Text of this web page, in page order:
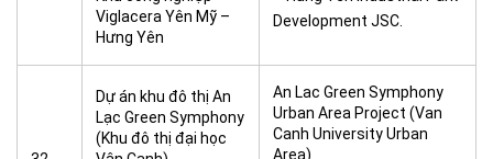
Viglacera Yên Mỹ –
Hưng Yên
Development JSC.
Dự án khu đô thị An
Lạc Green Symphony
(Khu đô thị đại học
An Lac Green Symphony
Urban Area Project (Van
Canh University Urban
Area)